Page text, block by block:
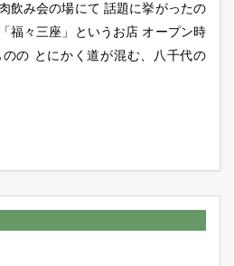
飲み会の場にて 話題に挙がったの
福々三座」というお店 オープン時
の とにかく道が混む、八千代の